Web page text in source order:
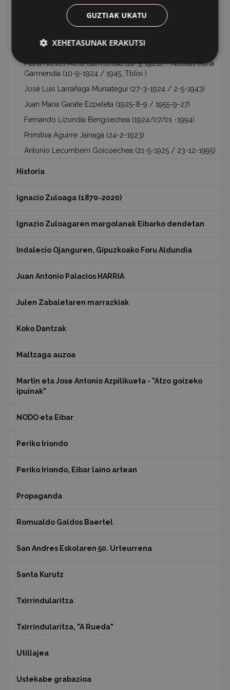
Ignacio Aguirregoicoa Benito (Torrelavega, 1923/02/21 –
Musvee, Estonia, 1944/03/09)
Begoña Zaldibar Oyanguren (14-7-1927) Andoni Zaldibar
Ojanguren
María Nieves Acha Garmendia (18-3-1926) – Nicolás Acha
Garmendia (10-9-1924 / 1945, Tblisi )
José Luis Larrañaga Muniategui (27-3-1924 / 2-5-1943)
Juan Maria Garate Ezpeleta (1925-8-9 / 1955-9-27)
Fernando Lizundia Bengoechea (1924/07/01 -1994)
Primitiva Aguirre Jainaga (24-2-1923)
Antonio Lecumberri Goicoechea (21-5-1925 / 23-12-1995)
Historia
Ignacio Zuloaga (1870-2020)
Ignazio Zuloagaren margolanak Eibarko dendetan
Indalecio Ojanguren, Gipuzkoako Foru Aldundia
Juan Antonio Palacios HARRIA
Julen Zabaletaren marrazkiak
Koko Dantzak
Maltzaga auzoa
Martin eta Jose Antonio Azpilikueta - "Atzo goizeko
ipuinak"
NODO eta Eibar
Periko Iriondo
Periko Iriondo, Eibar laino artean
Propaganda
Romualdo Galdos Baertel
San Andres Eskolaren 50. Urteurrena
Santa Kurutz
Txirrindularitza
Txirrindularitza, "A Rueda"
Utillajea
Ustekabe grabazioa
GUZTIAK UKATU
XEHETASUNAK ERAKUTSI